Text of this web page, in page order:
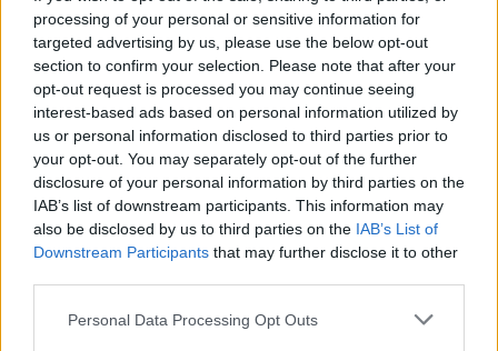
processing of your personal or sensitive information for
targeted advertising by us, please use the below opt-out
section to confirm your selection. Please note that after your
opt-out request is processed you may continue seeing
interest-based ads based on personal information utilized by
us or personal information disclosed to third parties prior to
your opt-out. You may separately opt-out of the further
disclosure of your personal information by third parties on the
IAB’s list of downstream participants. This information may
also be disclosed by us to third parties on the IAB’s List of
Downstream Participants that may further disclose it to other
Personal Data Processing Opt Outs
ARTICLES CONNEXES PLUS DE L'AUTEUR
Santé
Canicule : les conseils
essentiels des
cardiologues pour
éviter le danger
Santé
Éclipse du 12 août :
attention à la pénurie de
lunettes de sécurité
Santé
Un chewing-gum
révolutionnaire pour
combattre le cancer
buccal